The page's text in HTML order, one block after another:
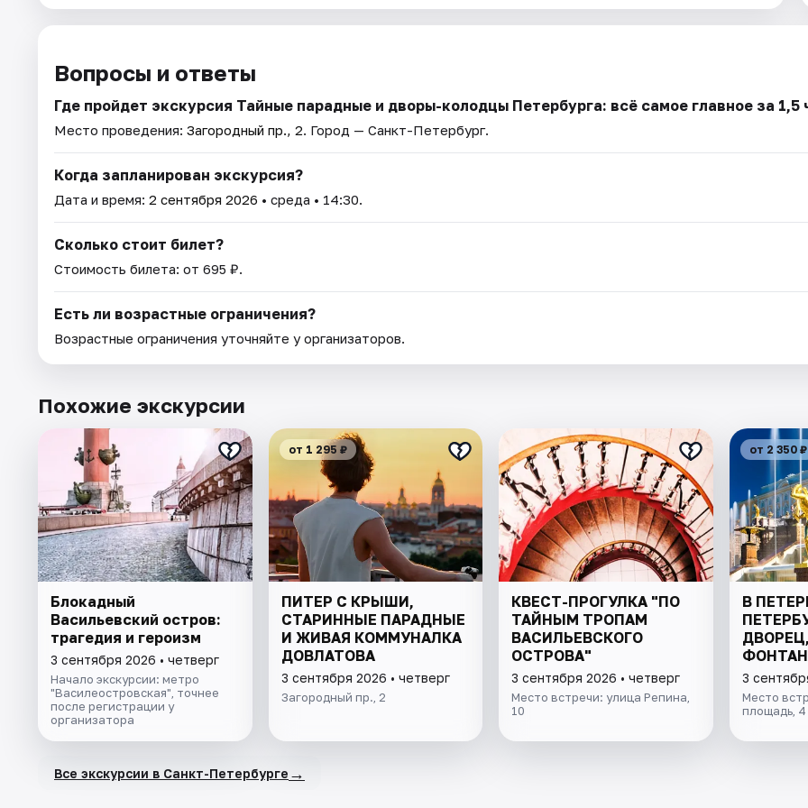
Вопросы и ответы
Где пройдет экскурсия Тайные парадные и дворы-колодцы Петербурга: всё самое главное за 1,5
Место проведения: Загородный пр., 2. Город — Санкт-Петербург.
Когда запланирован экскурсия?
Дата и время: 2 сентября 2026 • среда • 14:30.
Сколько стоит билет?
Стоимость билета: от 695 ₽.
Есть ли возрастные ограничения?
Возрастные ограничения уточняйте у организаторов.
Похожие экскурсии
Блокадный
Васильевский остров:
трагедия и героизм
3 сентября 2026 • четверг
Начало экскурсии: метро
"Василеостровская", точнее
после регистрации у
организатора
от 1 295 ₽
ПИТЕР С КРЫШИ,
СТАРИННЫЕ ПАРАДНЫЕ
И ЖИВАЯ КОММУНАЛКА
ДОВЛАТОВА
3 сентября 2026 • четверг
Загородный пр., 2
КВЕСТ-ПРОГУЛКА "ПО
ТАЙНЫМ ТРОПАМ
ВАСИЛЬЕВСКОГО
ОСТРОВА"
3 сентября 2026 • четверг
Место встречи: улица Репина,
10
от 2 350 ₽
В
3
Место
площадь, 4
Все экскурсии в Санкт-Петербурге →